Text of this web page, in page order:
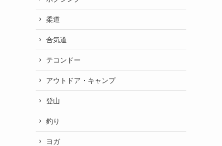
柔道
合気道
テコンドー
アウトドア・キャンプ
登山
釣り
ヨガ